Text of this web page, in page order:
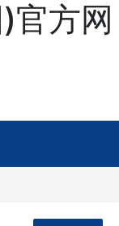
官方网